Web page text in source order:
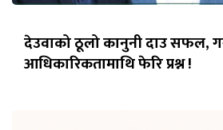
देउवाको ठूलो कानुनी दाउ सफल,
आधिकारिकतामाथि फेरि प्रश्न !